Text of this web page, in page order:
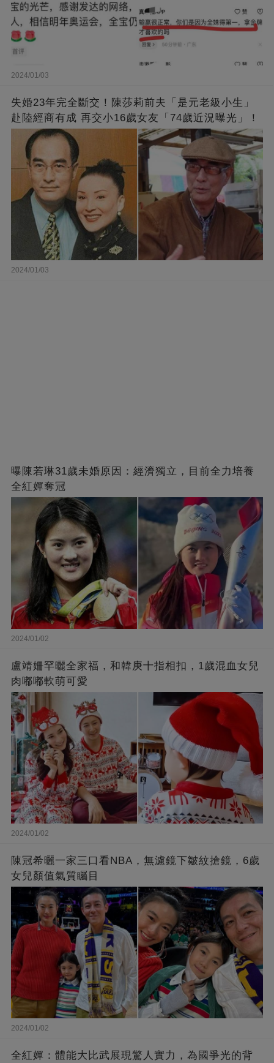
2024/01/03
失婚23年完全斷交！陳莎莉前夫「是元老級小生」
赴陸經商有成 再交小16歲女友「74歲近況曝光」！
2024/01/03
曝陳若琳31歲未婚原因：經濟獨立，目前全力培養
全紅嬋奪冠
2024/01/02
盧靖姍罕曬全家福，和韓庚十指相扣，1歲混血女兒
肉嘟嘟軟萌可愛
2024/01/02
陳冠希曬一家三口看NBA，無濾鏡下皺紋搶鏡，6歲
女兒顏值氣質矚目
2024/01/02
全紅嬋：體能大比武展現驚人實力，為國爭光的背